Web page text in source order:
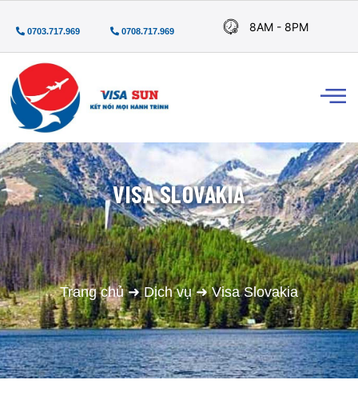
0703.717.969 0708.717.969 8AM - 8PM
VISA SLOVAKIA
Trang chủ➜Dịch vụ➜Visa Slovakia